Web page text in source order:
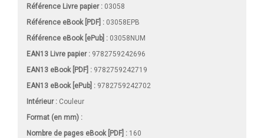
Référence Livre papier : 03058
Référence eBook [PDF] : 03058EPB
Référence eBook [ePub] : 03058NUM
EAN13 Livre papier : 9782759242696
EAN13 eBook [PDF] : 9782759242719
EAN13 eBook [ePub] : 9782759242702
Intérieur : Couleur
Format (en mm) :
Nombre de pages eBook [PDF] : 160